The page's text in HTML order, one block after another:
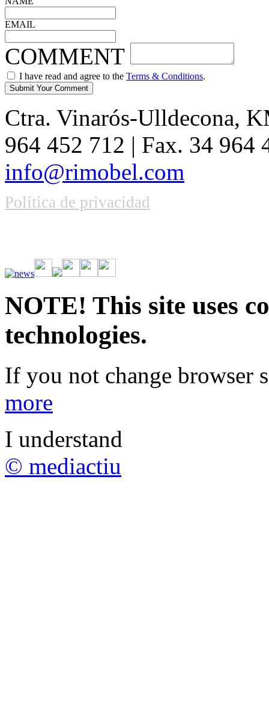
EMAIL
COMMENT
I have read and agree to the Terms & Conditions.
Ctra. Vinarós-Ulldecona,
964 452 712 | Fax. 34
info@rimobel.com
Política de privacidad
Vive la emoción de apostar con una gran variedad de juegos y
rápidas. Regístrate ahora y comienza a ganar.
NOTE! This site uses
technologies.
If you not change browser
more
I understand
© mediactiu